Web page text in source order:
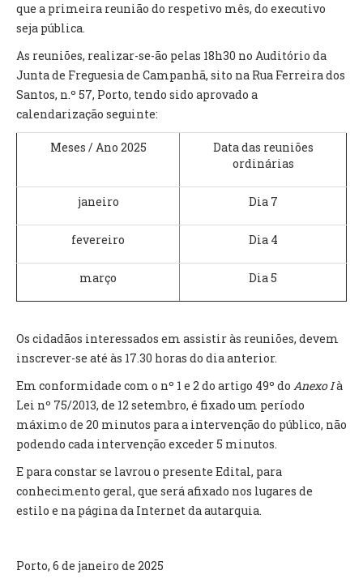
REGULAMENTOS E TAXAS
RELATÓRIO E CONTAS
INVENTÁRIO
RECRUTAMENTO PESSOAL
CÓDIGO DE CONDUTA
CEMITÉRIO
RECENSEAMENTO ELEITORAL
VENDA AMBULANTE
O GABINETE
APOIO AOS DESEMPREGADOS
APOIO ÀS EMPRESAS
que a primeira reunião do respetivo mês, do executivo
seja pública.
As reuniões, realizar-se-ão pelas 18h30 no Auditório da
Junta de Freguesia de Campanhã, sito na Rua Ferreira dos
Santos, n.º 57, Porto, tendo sido aprovado a
calendarização seguinte:
Meses / Ano 2025
Data das reuniões
ordinárias
janeiro Dia 7
fevereiro Dia 4
março Dia 5
Os cidadãos interessados em assistir às reuniões, devem
inscrever-se até às 17.30 horas do dia anterior.
Em conformidade com o nº 1 e 2 do artigo 49º do Anexo Ià
Lei nº 75/2013, de 12 setembro, é fixado um período
máximo de 20 minutos para a intervenção do público, não
podendo cada intervenção exceder 5 minutos.
E para constar se lavrou o presente Edital, para
conhecimento geral, que será afixado nos lugares de
estilo e na página da Internet da autarquia.
Porto, 6 de janeiro de 2025